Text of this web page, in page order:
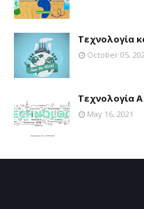
Τεχνολογία
October 05,
Τεχνολογία
May 16, 2021